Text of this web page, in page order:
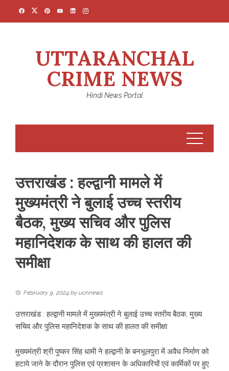
UTTARANCHAL
CRIME NEWS
Hindi News Portal
उत्तराखंड : हल्द्वानी मामले में
मुख्यमंत्री ने बुलाई उच्च स्तरीय
बैठक, मुख्य सचिव और पुलिस
महानिदेशक के साथ की हालत की
समीक्षा
February 9, 2024 by ucnnews
उत्तराखंड : हल्द्वानी मामले में मुख्यमंत्री ने बुलाई उच्च स्तरीय बैठक, मुख्य
सचिव और पुलिस महानिदेशक के साथ की हालत की समीक्षा
मुख्यमंत्री श्री पुष्कर सिंह धामी ने हल्द्वानी के बनभूलपुरा में अवैध निर्माण को
हटाये जाने के दौरान पुलिस एवं प्रशासन के अधिकारियों एवं कार्मिकों पर हुए